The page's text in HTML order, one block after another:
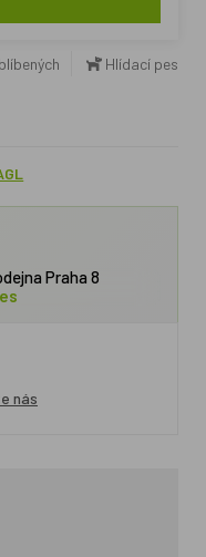
Hlídací pes
Praha 8
nás